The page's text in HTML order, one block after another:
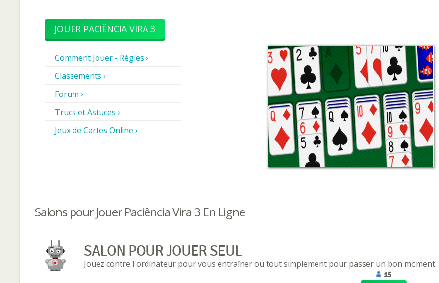
JOUER PACIÊNCIA VIRA 3
Comment Jouer - Règles ›
Classements ›
Forum ›
Trucs et Astuces ›
Jeux de Cartes Online ›
Salons pour Jouer Paciência Vira 3 En Ligne
SALON POUR JOUER SEUL
Jouez contre l'ordinateur pour vous entraîner ou tout simplement pour passer un bon moment.
15